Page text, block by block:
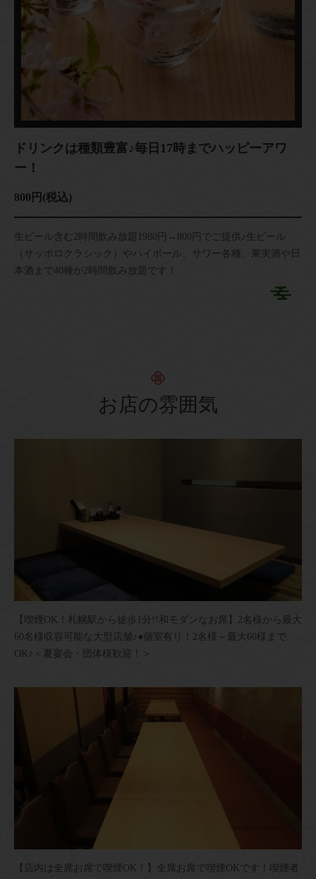
ドリンクは種類豊富♪毎日17時までハッピーアワ
ー！
800円 (税込)
生ビール含む2時間飲み放題1980円→800円でご提供♪生ビール
（サッポロクラシック）やハイボール、サワー各種、果実酒や日
本酒まで40種が2時間飲み放題です！
お店の雰囲気
【喫煙OK！札幌駅から徒歩1分!!和モダンなお席】2名様から最大
60名様収容可能な大型店舗♪●個室有り！2名様～最大60様まで
OK♪＜夏宴会・団体様歓迎！＞
【店内は全席お席で喫煙OK！】全席お席で喫煙OKです！喫煙者